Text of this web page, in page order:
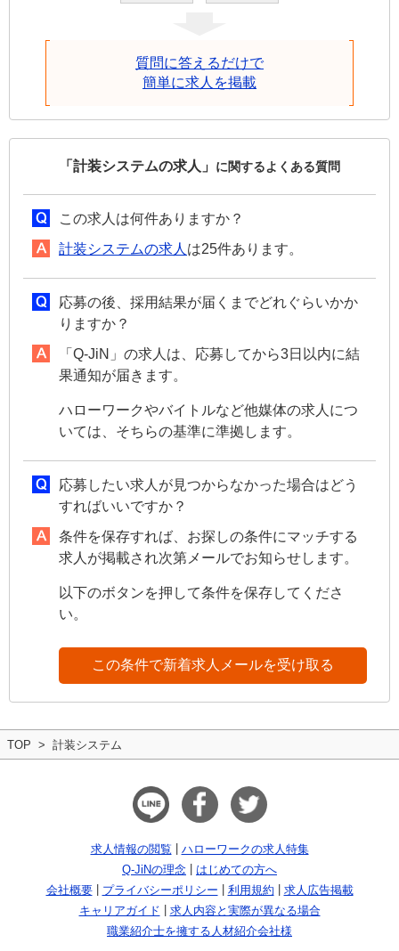
質問に答えるだけで
簡単に求人を掲載
「計装システムの求人」 に関するよくある質問
この求人は何件ありますか？
計装システムの求人 は25件あります。
応募の後、採用結果が届くまでどれぐらいかか
りますか？
「Q-JiN」の求人は、応募してから3日以内に結
果通知が届きます。
ハローワークやバイトルなど他媒体の求人につ
いては、そちらの基準に準拠します。
応募したい求人が見つからなかった場合はどう
すればいいですか？
条件を保存すれば、お探しの条件にマッチする
求人が掲載され次第メールでお知らせします。
以下のボタンを押して条件を保存してくださ
い。
この条件で新着求人メールを受け取る
TOP 計装システム
求人情報の閲覧
ハローワークの求人特集
Q-JiNの理念
はじめての方へ
会社概要
プライバシーポリシー 利用規約
求人広告掲載
キャリアガイド
求人内容と実際が異なる場合
職業紹介士を擁する人材紹介会社様